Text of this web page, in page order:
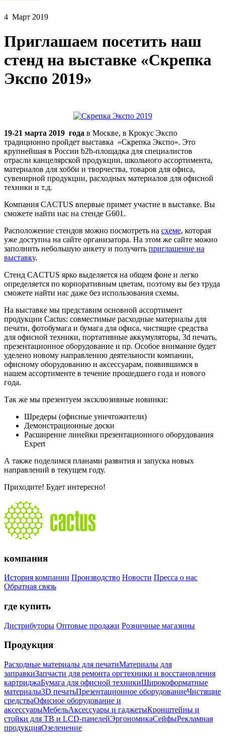
4 Март 2019
Приглашаем посетить наш
стенд на выставке «Скрепка
Экспо 2019»
19-21 марта 2019 года в Москве, в Крокус Экспо
традиционно пройдет выставка «Скрепка Экспо». Это
крупнейшая в России b2b-площадка для специалистов
отрасли канцелярской продукции, школьного ассортимента,
материалов для хобби и творчества, товаров для офиса,
сувенирной продукции, расходных материалов для офисной
техники и т.д.
Компания CACTUS впервые примет участие в выставке. Вы
сможете найти нас на стенде G601.
Расположение стендов можно посмотреть на схеме, которая
уже доступна на сайте организатора. На этом же сайте можно
заполнить небольшую анкету и получить приглашение на
выставку.
Стенд CACTUS ярко выделяется на общем фоне и легко
определяется по корпоративным цветам, поэтому вы без труда
сможете найти нас даже без использования схемы.
На выставке мы представим основной ассортимент
продукции Cactus: совместимые расходные материалы для
печати, фотобумага и бумага для офиса, чистящие средства
для офисной техники, портативные аккумуляторы, 3d печать,
презентационное оборудование и пр. Особое внимание будет
уделено новому направлению деятельности компании,
офисному оборудованию и аксессуарам, появившимся в
нашем ассортименте в течение прошедшего года и нового
года.
Так же мы презентуем эксклюзивные новинки:
Шредеры (офисные уничтожители)
Демонстрационные доски
Расширение линейки презентационного оборудования
Expert
А также поделимся планами развития и запуска новых
направлений в текущем году.
Приходите! Будет интересно!
компания
История компании Производство Новости Пресса о нас
Обратная связь
где купить
Дистрибуторы Оптовые продажи Розничные магазины
Продукция
Расходные материалы для печатиМатериалы для
заправкиЗапчасти для ремонта оргтехники и восстановления
картриджаБумага для офисной техникиШирокоформатные
материалы3D печатьПрезентационное оборудованиеЧистящие
средстваОфисное оборудование и
аксессуарыМебельАксессуары и гаджетыКронштейны и
стойки для ТВ и LCD-панелейЭргономикаСейфыРекламная
продукцияОзеленение